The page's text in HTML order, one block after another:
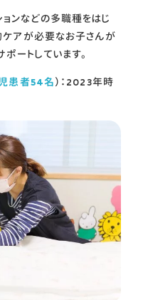
ンなどの多職種をはじ
ケアが必要なお子さんが
ートしています。
患者54名）：2023年時